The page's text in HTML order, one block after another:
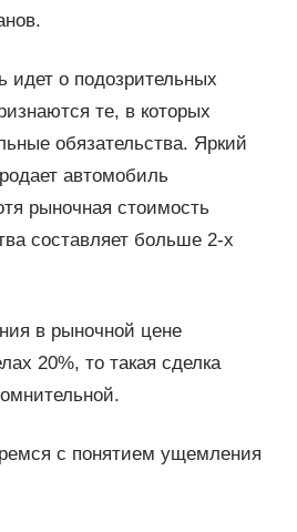
о подозрительных
те, в которых
обязательства. Яркий
автомобиль
рыночная стоимость
составляет больше 2-х
в рыночной цене
20%, то такая сделка
с понятием ущемления